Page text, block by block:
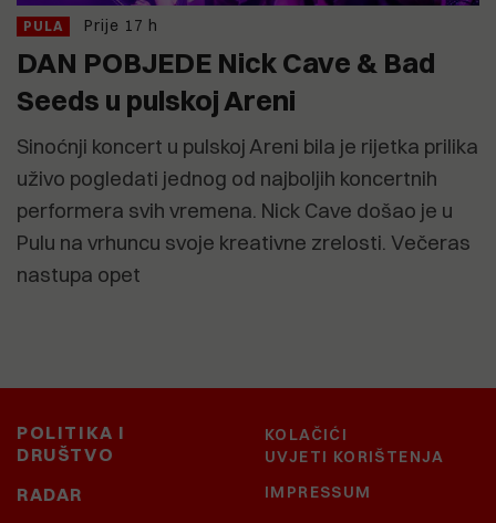
PULA Prije 17 h
DAN POBJEDE Nick Cave & Bad
Seeds u pulskoj Areni
Sinoćnji koncert u pulskoj Areni bila je rijetka prilika
uživo pogledati jednog od najboljih koncertnih
performera svih vremena. Nick Cave došao je u
Pulu na vrhuncu svoje kreativne zrelosti. Večeras
nastupa opet
POLITIKA I
DRUŠTVO
RADAR
KOLAČIĆI
UVJETI KORIŠTENJA
IMPRESSUM